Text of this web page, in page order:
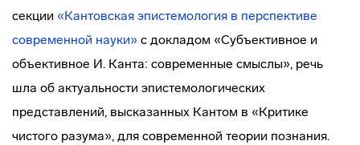
секции «Кантовская эпистемология в перспективе
современной науки» с докладом «Субъективное и
объективное И. Канта: современные смыслы», речь
шла об актуальности эпистемологических
представлений, высказанных Кантом в «Критике
чистого разума», для современной теории познания.